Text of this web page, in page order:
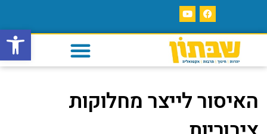
פתח
האיסור לייצר מחלוקות